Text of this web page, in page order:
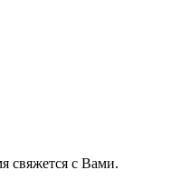
свяжется с Вами.